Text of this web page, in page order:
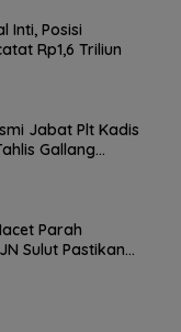
Inti, Posisi
Rp1,6 Triliun
Jabat Plt Kadis
Gallang
Parah
Sulut Pastikan